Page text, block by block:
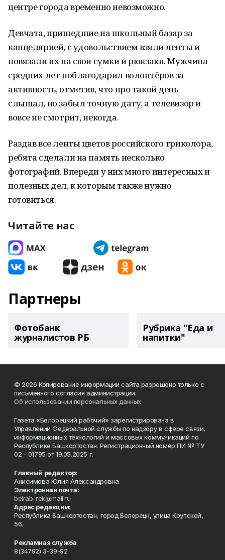
центре города временно невозможно.
Девчата, пришедшие на школьный базар за
канцелярией, с удовольствием взяли ленты и
повязали их на свои сумки и рюкзаки. Мужчина
средних лет поблагодарил волонтёров за
активность, отметив, что про такой день
слышал, но забыл точную дату, а телевизор и
вовсе не смотрит, некогда.
Раздав все ленты цветов российского триколора,
ребята сделали на память несколько
фотографий. Впереди у них много интересных и
полезных дел, к которым также нужно
готовиться.
Читайте нас
Партнеры
Фотобанк
журналистов РБ
Рубрика "Еда и
напитки"
© 2026 Копирование информации сайта разрешено только с
письменного согласия администрации.
Об использовании персональных данных
Газета «Белорецкий рабочий» зарегистрирована в
Управлении Федеральной службы по надзору в сфере связи,
информационных технологий и массовых коммуникаций по
Республике Башкортостан. Регистрационный номер ПИ № ТУ
02 - 01795 от 19.05.2025 г.
Главный редактор:
Анисимова Юлия Александровна
Электронная почта:
belrab-rek@mail.ru
Адрес редакции:
Республика Башкортостан, город Белорецк, улица Крупской,
56.
Рекламная служба
8(34792) 3-39-92